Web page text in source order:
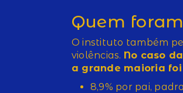
Quem
O instituto também
violências. No caso
a grande maioria
8,9% por pai,